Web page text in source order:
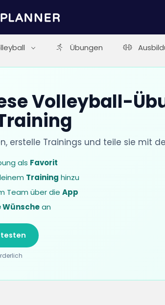
Übungen
Volleyball-
erstelle Trainings und teile sie mit
als Favorit
Training hinzu
Team über die App
Wünschean
testen